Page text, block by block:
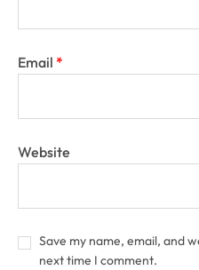
Email *
Website
Save my name, email, and
next time I comment.